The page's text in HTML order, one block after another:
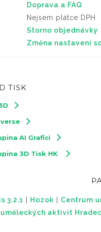
Doprava a FAQ
Nejsem plátce DPH
Storno objednávky
Změna nastavení
TISK
AI Grafici
3D Tisk HK
3.2.1 Hozok Centrum
aktivit